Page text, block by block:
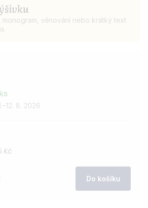
8. 2026
Kč
monogram, věnování nebo krátký text
Do košíku